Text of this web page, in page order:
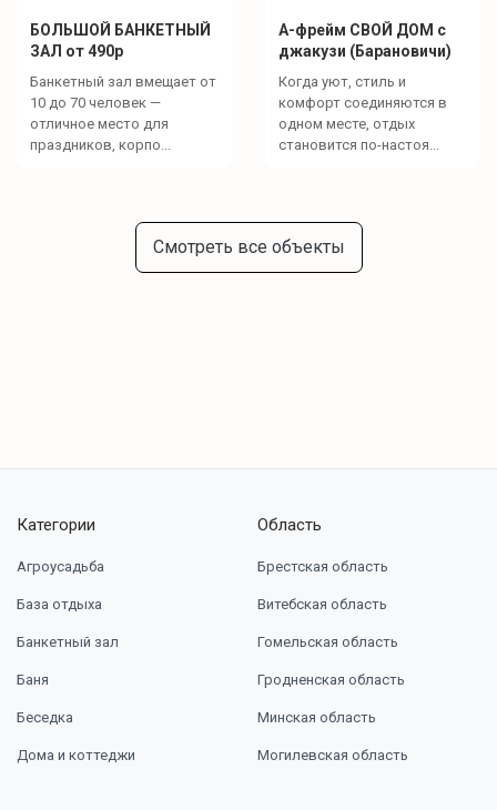
БОЛЬШОЙ БАНКЕТНЫЙ
ЗАЛ от 490р
Банкетный зал вмещает от
10 до 70 человек —
отличное место для
праздников, корпо...
A-фрейм СВОЙ ДОМ с
джакузи (Барановичи)
Когда уют, стиль и
комфорт соединяются в
одном месте, отдых
становится по-настоя...
Смотреть все объекты
Категории
Агроусадьба
База отдыха
Банкетный зал
Баня
Беседка
Дома и коттеджи
Область
Брестская область
Витебская область
Гомельская область
Гродненская область
Минская область
Могилевская область